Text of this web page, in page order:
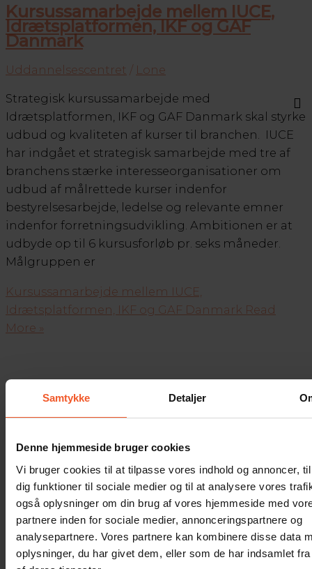
Samtykke Detaljer
Denne hjemmeside bruger cookies
Vi bruger cookies til at tilpasse vores indhold og annoncer,
dig funktioner til sociale medier og til at analysere vores
også oplysninger om din brug af vores hjemmeside med
partnere inden for sociale medier, annonceringspartnere og
analysepartnere. Vores partnere kan kombinere disse data
oplysninger, du har givet dem, eller som de har indsamlet
Kursussamarbejde mellem IUCE,
Idrætsplatformen, IKF og GAF
Danmark
Uddannelsescentret / Lone
Strategisk kursussamarbejde med
Idrætsplatformen, IKF og GAF Danmark skal styrke
udbud og kvaliteten af kurser til branchen. IUCE
har indgået et strategisk samarbejde med tre af
branchens stærke interesseorganisationer om
udbud af målrettede kurser indenfor
bestyrelsesarbejde, ledelse og relevante emner
indenfor forretningsudvikling. Ambitionen er at
udbyde op til 6 kursusforløb pr. seks måneder.
Målgruppen er
Kursussamarbejde mellem IUCE,
Idrætsplatformen, IKF og GAF Danmark Read
More »
Søg efter:
Seneste indlæg
Vi er ikke i byggebranchen, vi er i branchen
for aktivitet, glæde, fællesskab og gode
oplevelser!